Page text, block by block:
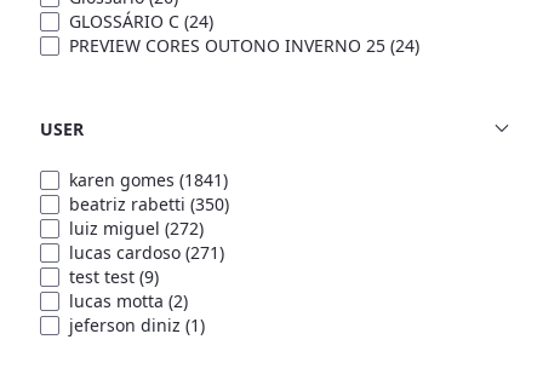
GLOSSÁRIO C (24)
PREVIEW CORES OUTONO INVERNO 25 (24)
USER
karen gomes (1841)
beatriz rabetti (350)
luiz miguel (272)
lucas cardoso (271)
test test (9)
lucas motta (2)
jeferson diniz (1)